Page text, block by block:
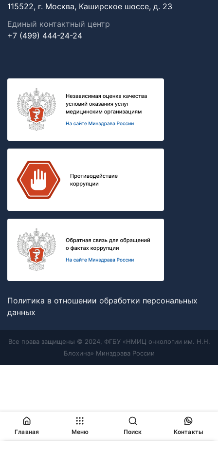
115522, г. Москва, Каширское шоссе, д. 23
Единый контактный центр
+7 (499) 444-24-24
Политика в отношении обработки персональных
данных
Все права защищены © 2024, ФГБУ «НМИЦ онкологии им. Н.Н.
Блохина» Минздрава России
Главная Меню Поиск Контакты